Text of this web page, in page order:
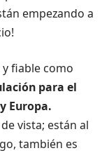
empezando a
fiable como
para el
Europa.
vista; están al
también es